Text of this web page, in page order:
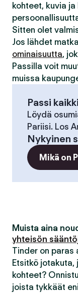
kohteet, kuvia
Sitten olet
Jos lähdet
ominaisuutta,
Passilla voit
muissa
Passi
Löydä
Pariisi. Los
Nykyinen
Mikä on
Muista aina
yhteisön
Tinder on paras
Etsitkö jotakuta,
kohteet?
joista tykkäät